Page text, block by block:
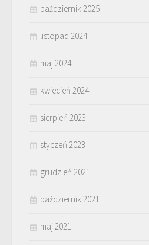
październik 2025
listopad 2024
maj 2024
kwiecień 2024
sierpień 2023
styczeń 2023
grudzień 2021
październik 2021
maj 2021